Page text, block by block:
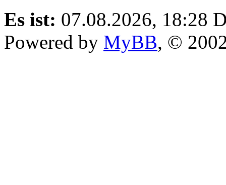
Es ist: 07.08.2026, 18:28
Powered by MyBB, ©